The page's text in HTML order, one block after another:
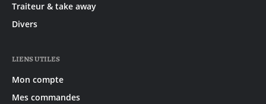
Traiteur & take away
Divers
LIENS UTILES
Mon compte
Mes commandes